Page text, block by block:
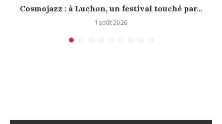
Cosmojazz : à Luchon, un festival touché par...
1 août 2026